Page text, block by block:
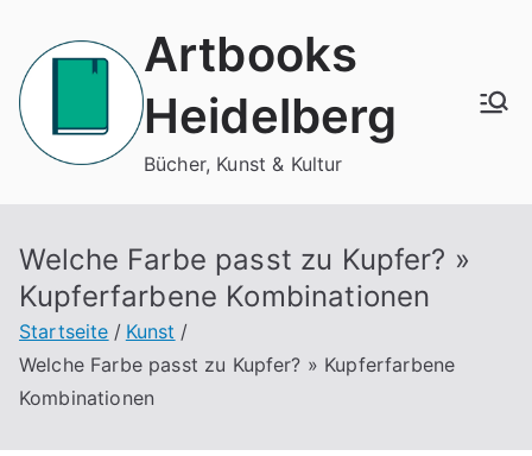
Inhalt
springen
Artbooks
Heidelberg
Bücher, Kunst & Kultur
Welche Farbe passt zu Kupfer? »
Kupferfarbene Kombinationen
Startseite
Kunst
Welche Farbe passt zu Kupfer? » Kupferfarbene
Kombinationen